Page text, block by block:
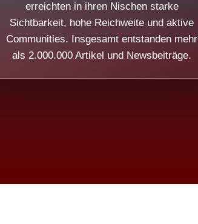
erreichten in ihren Nischen starke
Sichtbarkeit, hohe Reichweite und aktive
Communities. Insgesamt entstanden mehr
als 2.000.000 Artikel und Newsbeiträge.